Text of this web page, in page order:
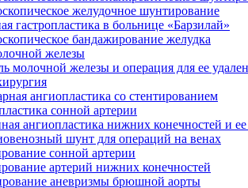
желудочное шунтирование
гастропластика в больнице «Барзилай»
бандажирование желудка
железы
молочной железы и операция для ее
ангиопластика со стентированием
сонной артерии
ангиопластика нижних конечностей и
шунт для операций на венах
сонной артерии
артерий нижних конечностей
аневризмы брюшной аорты